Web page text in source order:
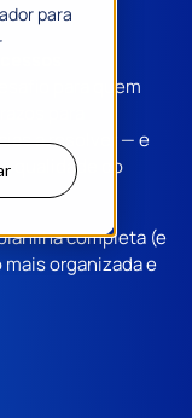
para
para quem
para
a resolver — e
qualidade do
completa (e
organizada e